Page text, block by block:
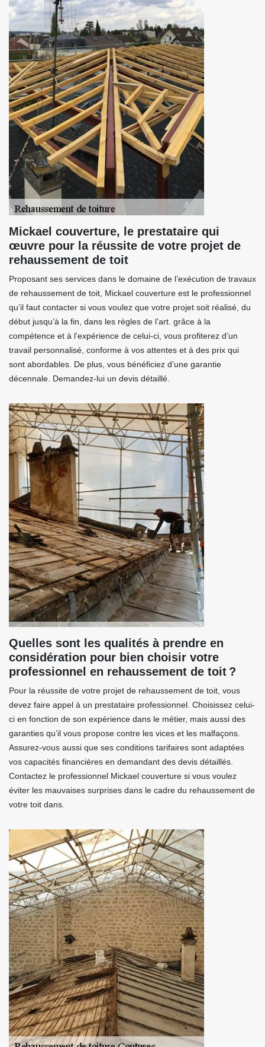
Mickael couverture, le prestataire qui
œuvre pour la réussite de votre projet de
rehaussement de toit
Proposant ses services dans le domaine de l’exécution de travaux
de rehaussement de toit, Mickael couverture est le professionnel
qu’il faut contacter si vous voulez que votre projet soit réalisé, du
début jusqu’à la fin, dans les règles de l’art. grâce à la
compétence et à l’expérience de celui-ci, vous profiterez d’un
travail personnalisé, conforme à vos attentes et à des prix qui
sont abordables. De plus, vous bénéficiez d’une garantie
décennale. Demandez-lui un devis détaillé.
Quelles sont les qualités à prendre en
considération pour bien choisir votre
professionnel en rehaussement de toit ?
Pour la réussite de votre projet de rehaussement de toit, vous
devez faire appel à un prestataire professionnel. Choisissez celui-
ci en fonction de son expérience dans le métier, mais aussi des
garanties qu’il vous propose contre les vices et les malfaçons.
Assurez-vous aussi que ses conditions tarifaires sont adaptées
vos capacités financières en demandant des devis détaillés.
Contactez le professionnel Mickael couverture si vous voulez
éviter les mauvaises surprises dans le cadre du rehaussement de
votre toit dans.